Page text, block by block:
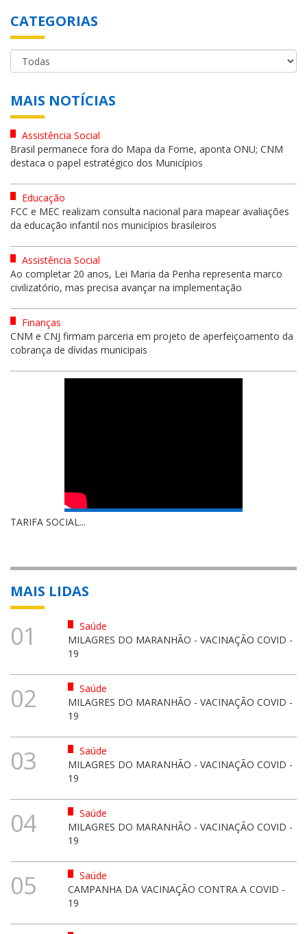
CATEGORIAS
MAIS NOTÍCIAS
Assistência Social
Brasil permanece fora do Mapa da Fome, aponta ONU; CNM
destaca o papel estratégico dos Municípios
Educação
FCC e MEC realizam consulta nacional para mapear avaliações
da educação infantil nos municípios brasileiros
Assistência Social
Ao completar 20 anos, Lei Maria da Penha representa marco
civilizatório, mas precisa avançar na implementação
Finanças
CNM e CNJ firmam parceria em projeto de aperfeiçoamento da
cobrança de dívidas municipais
TARIFA SOCIAL...
MAIS LIDAS
01
Saúde
MILAGRES DO MARANHÃO - VACINAÇÃO COVID -
19
02
Saúde
MILAGRES DO MARANHÃO - VACINAÇÃO COVID -
19
03
Saúde
MILAGRES DO MARANHÃO - VACINAÇÃO COVID -
19
04
Saúde
MILAGRES DO MARANHÃO - VACINAÇÃO COVID -
19
05
Saúde
CAMPANHA DA VACINAÇÃO CONTRA A COVID -
19